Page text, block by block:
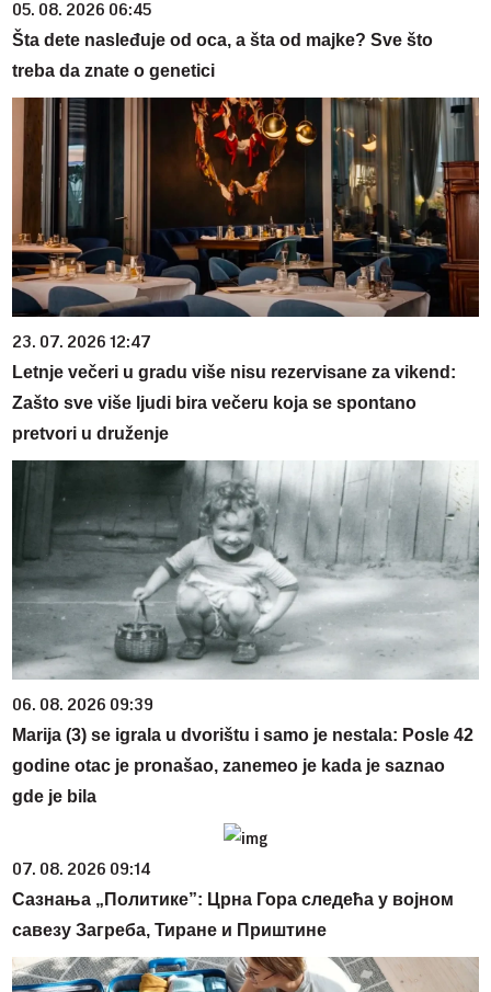
05. 08. 2026 06:45
Šta dete nasleđuje od oca, a šta od majke? Sve što
treba da znate o genetici
23. 07. 2026 12:47
Letnje večeri u gradu više nisu rezervisane za vikend:
Zašto sve više ljudi bira večeru koja se spontano
pretvori u druženje
06. 08. 2026 09:39
Marija (3) se igrala u dvorištu i samo je nestala: Posle 42
godine otac je pronašao, zanemeo je kada je saznao
gde je bila
07. 08. 2026 09:14
Сазнања „Политике”: Црна Гора следећа у војном
савезу Загреба, Тиране и Приштине